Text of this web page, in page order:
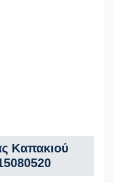
Καπακιού